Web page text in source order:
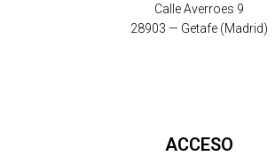
Calle Averroes 9
28903 — Getafe (Madrid)
ACCESO